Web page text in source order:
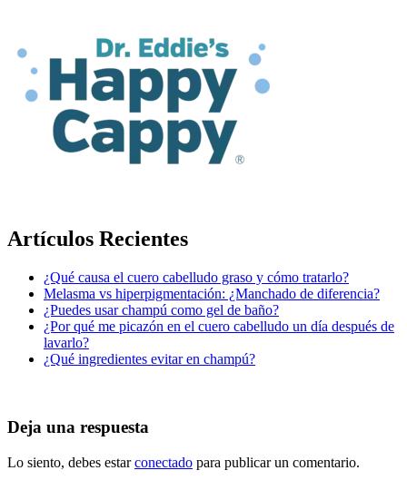
Artículos Recientes
¿Qué causa el cuero cabelludo graso y cómo tratarlo?
Melasma vs hiperpigmentación: ¿Manchado de diferencia?
¿Puedes usar champú como gel de baño?
¿Por qué me picazón en el cuero cabelludo un día después de
lavarlo?
¿Qué ingredientes evitar en champú?
Deja una respuesta
Lo siento, debes estarconectado para publicar un comentario.